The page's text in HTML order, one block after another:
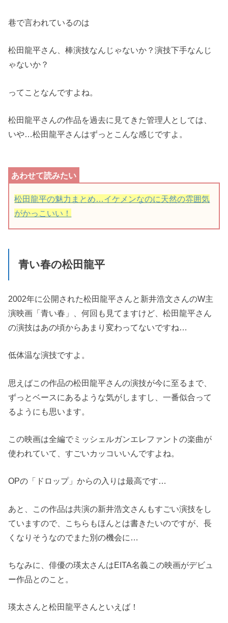
巷で言われているのは
松田龍平さん、棒演技なんじゃないか？演技下手なんじ
ゃないか？
ってことなんですよね。
松田龍平さんの作品を過去に見てきた管理人としては、
いや…松田龍平さんはずっとこんな感じですよ。
松田龍平の魅力まとめ…イケメンなのに天然の雰囲気
がかっこいい！
青い春の松田龍平
2002年に公開された松田龍平さんと新井浩文さんのW主
演映画「青い春」、何回も見てますけど、松田龍平さん
の演技はあの頃からあまり変わってないですね…
低体温な演技ですよ。
思えばこの作品の松田龍平さんの演技が今に至るまで、
ずっとベースにあるような気がしますし、一番似合って
るようにも思います。
この映画は全編でミッシェルガンエレファントの楽曲が
使われていて、すごいカッコいいんですよね。
OPの「ドロップ」からの入りは最高です…
あと、この作品は共演の新井浩文さんもすごい演技をし
ていますので、こちらもほんとは書きたいのですが、長
くなりそうなのでまた別の機会に…
ちなみに、俳優の瑛太さんはEITA名義この映画がデビュ
ー作品とのこと。
瑛太さんと松田龍平さんといえば！